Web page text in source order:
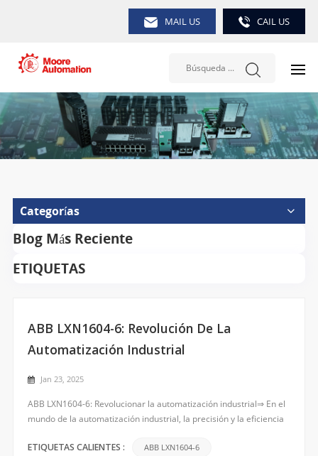
MAIL US CAIL US
Categorías
Blog Más Reciente
ETIQUETAS
ABB LXN1604-6: Revolución De La
Automatización Industrial
Jan 23, 2025
ABB LXN1604-6: Revolucionar la automatización industrial⇒ En el
mundo de la automatización industrial, la precisión y la eficiencia
confiable y de alto rendimiento diseñado para satisfacer las
ETIQUETAS CALIENTES : ABB LXN1604-6